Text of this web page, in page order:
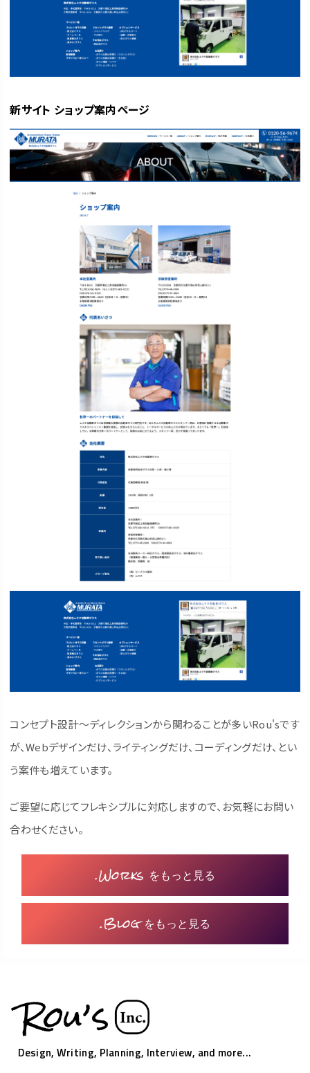
新サイト ショップ案内ページ
コンセプト設計〜ディレクションから関わることが多いRou'sです
が、Webデザインだけ、ライティングだけ、コーディングだけ、とい
う案件も増えています。
ご要望に応じてフレキシブルに対応しますので、お気軽にお問い
合わせください。
.Works をもっと見る
.Blog をもっと見る
Design, Writing, Planning, Interview, and more...